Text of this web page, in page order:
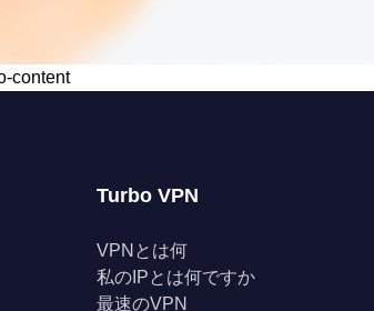
Turbo VPN
VPNとは何
私のIPとは何ですか
最速のVPN